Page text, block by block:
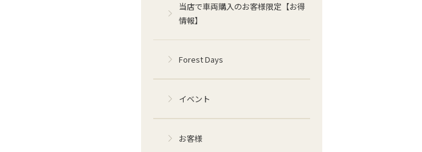
当店で車両購入のお客様限定【お得
情報】
Forest Days
イベント
お客様